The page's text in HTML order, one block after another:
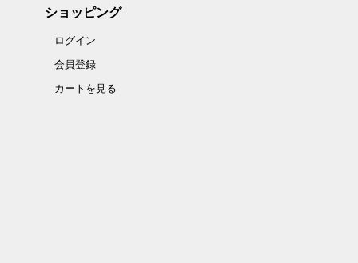
ショッピング
ログイン
会員登録
カートを見る